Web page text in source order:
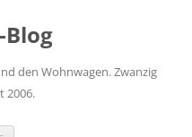
den Wohnwagen. Zwanzig
2006.